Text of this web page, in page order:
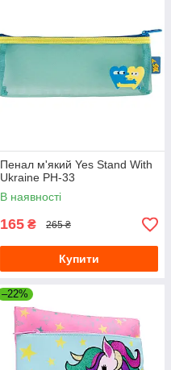
Пенал м'який Yes Stand With
Ukraine PH-33
В наявності
165 ₴ 265 ₴
Купити
–22%